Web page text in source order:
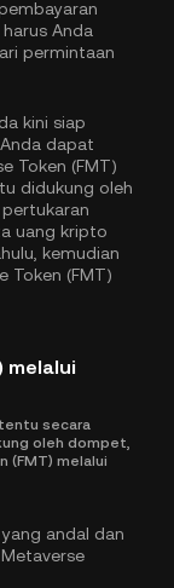
Anda
permintaan
kini siap
dapat
Token (FMT)
didukung oleh
uang kripto
kemudian
Token (FMT)
melalui
secara
oleh dompet,
(FMT) melalui
andal dan